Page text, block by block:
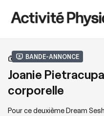
Bande-annonce
COLLECTION
Joanie
corporelle
Pour ce deuxième Dream